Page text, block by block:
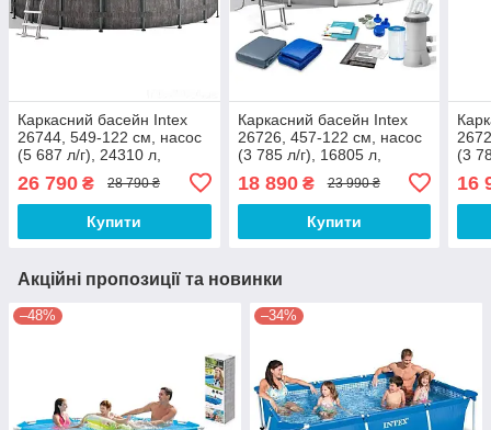
Каркасний басейн Intex
26744, 549-122 см, насос
(5 687 л/г), 24310 л,
26 790 ₴ 28 790 ₴
Купити
Каркасний басейн Intex
26726, 457-122 см, насос
(3 785 л/г), 16805 л,
18 890₴ 23 990 ₴
Купити
(3
16
Акційні пропозиції та новинки
–48% –34%